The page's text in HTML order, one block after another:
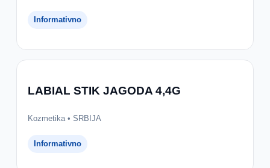
Informativno
LABIAL STIK JAGODA 4,4G
Kozmetika • SRBIJA
Informativno